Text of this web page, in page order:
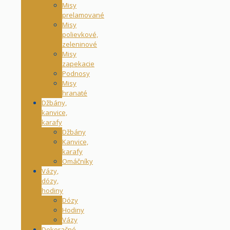
Misy
prelamované
Misy
polievkové,
zeleninové
Misy
zapekacie
Podnosy
Misy
hranaté
Džbány,
kanvice,
karafy
Džbány
Kanvice,
karafy
Omáčníky
Vázy,
dózy,
hodiny
Dózy
Hodiny
Vázy